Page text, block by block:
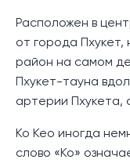
Этот недавно
спальнями
Boat Lagoon
Boat Lagoon
прямо у лагуны,
вид на воду.
Этот дом
Расположен в
от города
район на самом
Пхукет-тауна
артерии Пхукета,
Ко Кео иногда
слово «Ко»